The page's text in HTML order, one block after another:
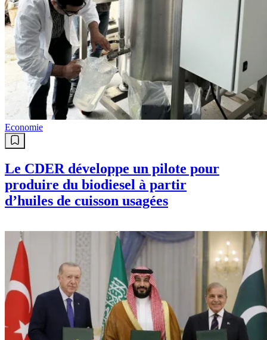
Economie
Le CDER développe un pilote pour
produire du biodiesel à partir
d’huiles de cuisson usagées